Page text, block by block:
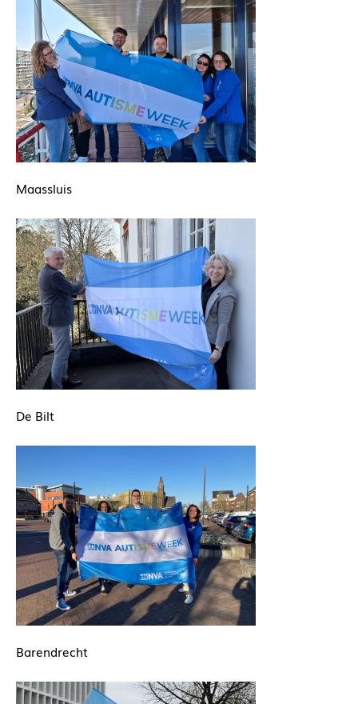
Maassluis
De Bilt
Barendrecht